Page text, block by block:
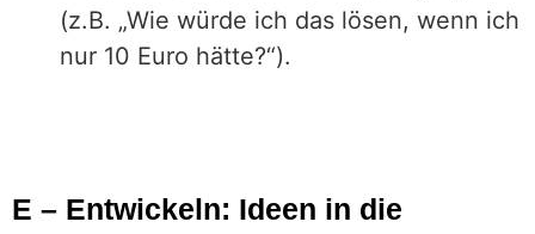
(z.B. „Wie würde ich das lösen, wenn ich
nur 10 Euro hätte?“).
E – Entwickeln: Ideen in die